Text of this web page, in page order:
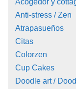
Acogedor y
Anti-stress / Zen
Atrapasueños
Citas
Colorzen
Cup Cakes
Doodle art /